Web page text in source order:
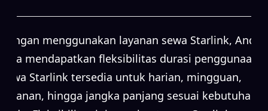
Dengan menggunakan layanan sewa Starlink, Anda
juga mendapatkan fleksibilitas durasi penggunaan.
Sewa Starlink tersedia untuk harian, mingguan,
bulanan, hingga jangka panjang sesuai kebutuhan